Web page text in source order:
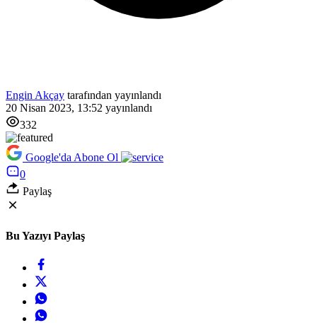
Engin Akçay tarafından yayınlandı
20 Nisan 2023, 13:52 yayınlandı
332
Google'da Abone Ol
0
Paylaş
Bu Yazıyı Paylaş